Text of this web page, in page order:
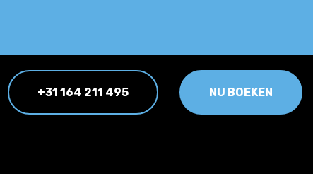
+31 164 211 495 NU BOEKEN